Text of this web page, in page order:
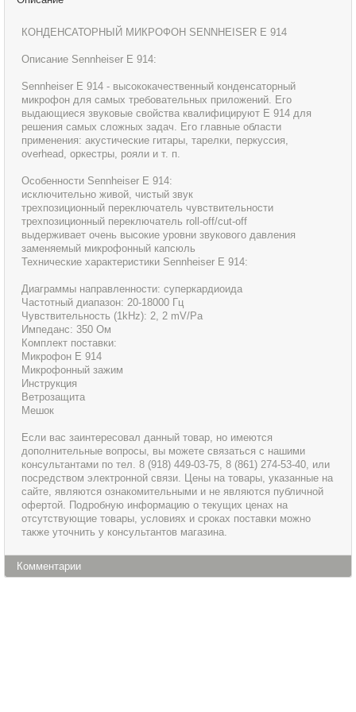
КОНДЕНСАТОРНЫЙ МИКРОФОН SENNHEISER E 914
Описание Sennheiser E 914:
Sennheiser E 914 - высококачественный конденсаторный
микрофон для самых требовательных приложений. Его
выдающиеся звуковые свойства квалифицируют Е 914 для
решения самых сложных задач. Его главные области
применения: акустические гитары, тарелки, перкуссия,
overhead, оркестры, рояли и т. п.
Особенности Sennheiser E 914:
исключительно живой, чистый звук
трехпозиционный переключатель чувствительности
трехпозиционный переключатель roll-off/cut-off
выдерживает очень высокие уровни звукового давления
заменяемый микрофонный капсюль
Технические характеристики Sennheiser E 914:
Диаграммы направленности: суперкардиоида
Частотный диапазон: 20-18000 Гц
Чувствительность (1kHz): 2, 2 mV/Pa
Импеданс: 350 Ом
Комплект поставки:
Микрофон Е 914
Микрофонный зажим
Инструкция
Ветрозащита
Мешок
Если вас заинтересовал данный товар, но имеются
дополнительные вопросы, вы можете связаться с нашими
консультантами по тел. 8 (918) 449-03-75, 8 (861) 274-53-40, или
посредством электронной связи. Цены на товары, указанные на
сайте, являются ознакомительными и не являются публичной
офертой. Подробную информацию о текущих ценах на
отсутствующие товары, условиях и сроках поставки можно
также уточнить у консультантов магазина.
Комментарии